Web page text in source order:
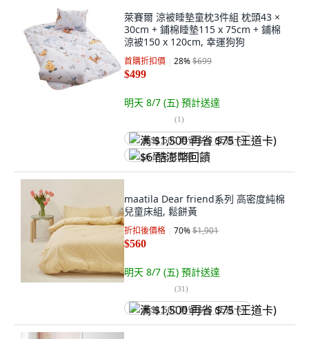
萊賽爾 涼被睡墊童枕3件組 枕頭43 ×
30cm + 鋪棉睡墊115 x 75cm + 鋪棉
涼被150 x 120cm, 幸運狗狗
首購折扣價 28%$699
$499
明天 8/7 (五) 預計送達
(1)
满 $1,500 再省 $75 (王道卡)
$6 酷澎幣回饋
maatila Dear friend系列 高密度純棉
兒童床組, 鬆餅黃
折扣後價格 70%$1,901
$560
明天 8/7 (五) 預計送達
(31)
满 $1,500 再省 $75 (王道卡)